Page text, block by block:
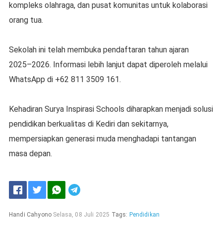
kompleks olahraga, dan pusat komunitas untuk kolaborasi
orang tua.
Sekolah ini telah membuka pendaftaran tahun ajaran
2025–2026. Informasi lebih lanjut dapat diperoleh melalui
WhatsApp di +62 811 3509 161.
Kehadiran Surya Inspirasi Schools diharapkan menjadi solusi
pendidikan berkualitas di Kediri dan sekitarnya,
mempersiapkan generasi muda menghadapi tantangan
masa depan.
Handi Cahyono Selasa, 08 Juli 2025 Tags: Pendidikan